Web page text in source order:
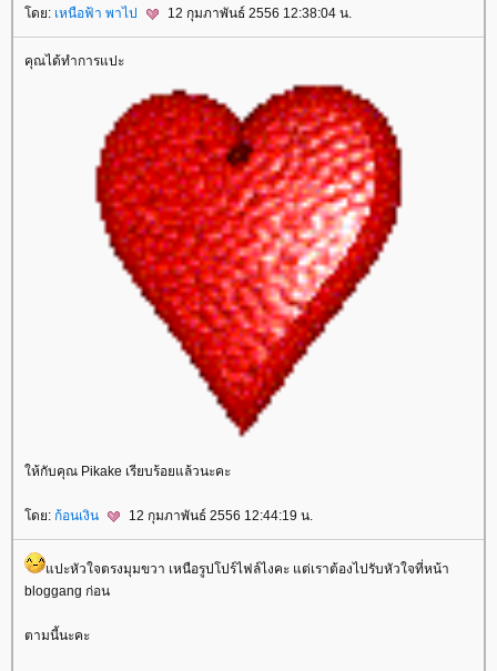
ดย: เหนือฟ้า พาไป 12 กุมภาพันธ์ 2556 12:38:04 น.
คุณได้ทำการแปะ
ห้กับคุณ Pikake เรียบร้อยแล้วนะคะ
ดย: ก้อนเงิน 12 กุมภาพันธ์ 2556 12:44:19 น.
ปะหัวใจตรงมุมขวา เหนือรูปโปร์ไฟล์ไงคะ แต่เราต้องไปรับหัวใจที่หน้า
bloggang ก่อน
ตามนี้นะคะ